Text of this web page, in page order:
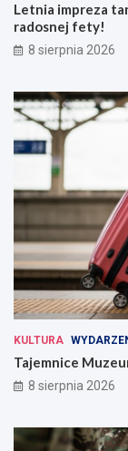
Letnia impreza
radosnej fety!
8 sierpnia 2026
KULTURA
Tajemnice
8 sierpnia 2026